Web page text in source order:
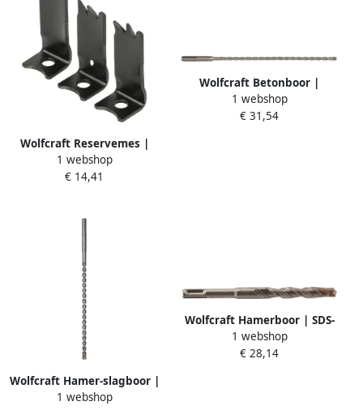
Wolfcraft Reservemes |
Voor verstelbare gatenzaag
| 1 stuk 5979000
1 webshop
€ 14,41
Wolfcraft Betonboor |
"Professional 4-cut" |
Hardmetaal-voorzien | SDS-
1 webshop
€ 31,54
Wolfcraft Hamer-slagboor |
SDS-max | Ø18 x 540mm | 1
1 webshop
Wolfcraft Hamerboor | SDS-
plus Prof | 4-Cut | Ø14 x
160mm | 1 stuk 7431000
1 webshop
€ 28,14